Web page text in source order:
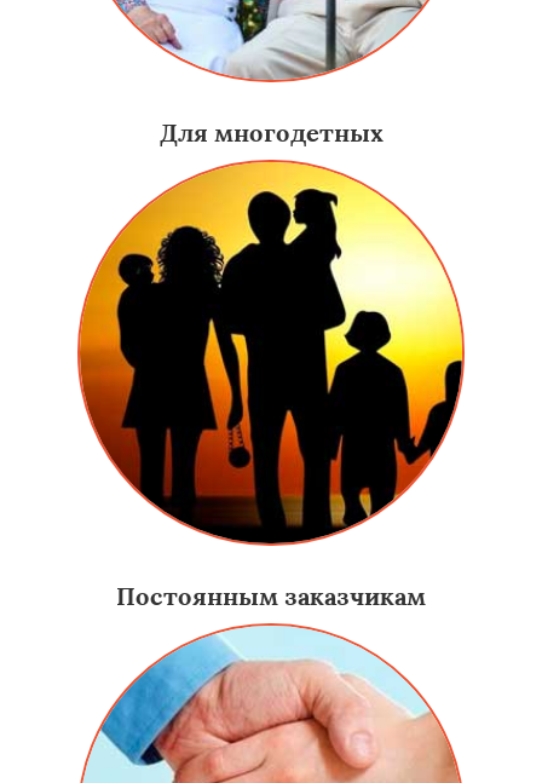
Для многодетных
Постоянным заказчикам